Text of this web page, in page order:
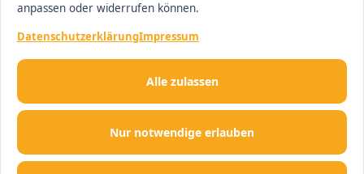
anpassen oder widerrufen können.
DatenschutzerklärungImpressum
Nur notwendige erlauben
Alle zulassen